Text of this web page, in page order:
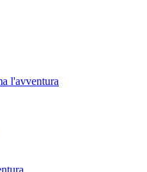
l'avventura